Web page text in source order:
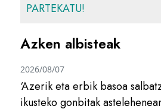
PARTEKATU!
Azken albisteak
‘Azerik eta erbik basoa
ikusteko gonbitak
2026/08/07